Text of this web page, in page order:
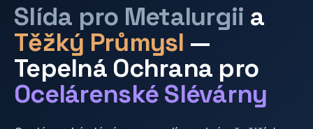
Slída pro Metalurgii a
Těžký Průmysl —
Tepelná Ochrana pro
Ocelárenské Slévárny